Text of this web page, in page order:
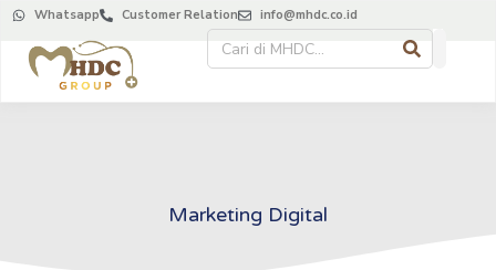
Whatsapp Customer Relation info@mhdc.co.id
Marketing Digital